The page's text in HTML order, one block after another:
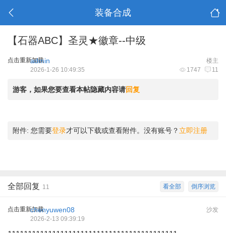
装备合成
【石器ABC】圣灵★徽章--中级
点击重新加载 楼主
admin
1747 11
2026-1-26 10:49:35
游客，如果您要查看本帖隐藏内容请回复
附件: 您需要登录才可以下载或查看附件。没有账号？ 立即注册
倒序浏览
看全部
全部回复 11
点击重新加载 沙发
chenyuwen08
2026-2-13 09:39:19